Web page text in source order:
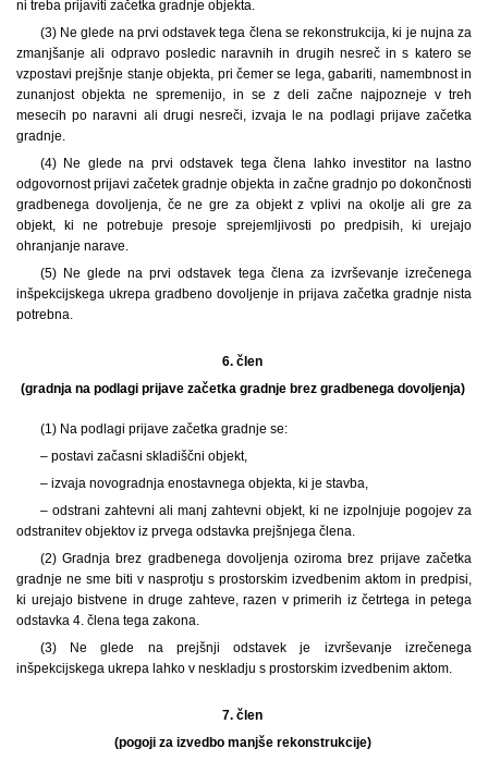
ni treba prijaviti začetka gradnje objekta.
(3) Ne glede na prvi odstavek tega člena se rekonstrukcija, ki je nujna za
zmanjšanje ali odpravo posledic naravnih in drugih nesreč in s katero se
vzpostavi prejšnje stanje objekta, pri čemer se lega, gabariti, namembnost in
zunanjost objekta ne spremenijo, in se z deli začne najpozneje v treh
mesecih po naravni ali drugi nesreči, izvaja le na podlagi prijave začetka
gradnje.
(4) Ne glede na prvi odstavek tega člena lahko investitor na lastno
odgovornost prijavi začetek gradnje objekta in začne gradnjo po dokončnosti
gradbenega dovoljenja, če ne gre za objekt z vplivi na okolje ali gre za
objekt, ki ne potrebuje presoje sprejemljivosti po predpisih, ki urejajo
ohranjanje narave.
(5) Ne glede na prvi odstavek tega člena za izvrševanje izrečenega
inšpekcijskega ukrepa gradbeno dovoljenje in prijava začetka gradnje nista
potrebna.
6. člen
(gradnja na podlagi prijave začetka gradnje brez gradbenega dovoljenja)
(1) Na podlagi prijave začetka gradnje se:
– postavi začasni skladiščni objekt,
– izvaja novogradnja enostavnega objekta, ki je stavba,
– odstrani zahtevni ali manj zahtevni objekt, ki ne izpolnjuje pogojev za
odstranitev objektov iz prvega odstavka prejšnjega člena.
(2) Gradnja brez gradbenega dovoljenja oziroma brez prijave začetka
gradnje ne sme biti v nasprotju s prostorskim izvedbenim aktom in predpisi,
ki urejajo bistvene in druge zahteve, razen v primerih iz četrtega in petega
odstavka 4. člena tega zakona.
(3) Ne glede na prejšnji odstavek je izvrševanje izrečenega
inšpekcijskega ukrepa lahko v neskladju s prostorskim izvedbenim aktom.
7. člen
(pogoji za izvedbo manjše rekonstrukcije)